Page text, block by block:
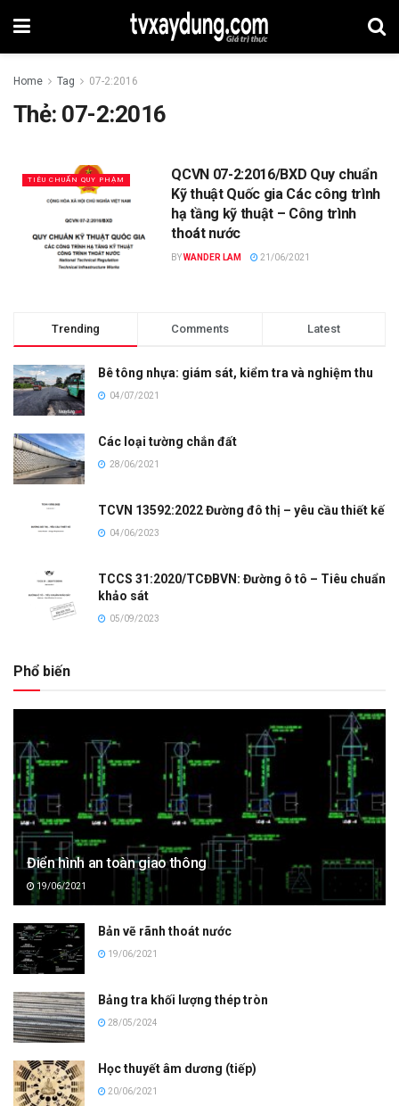
Home Tag 07-2:2016
Thẻ: 07-2:2016
TIÊU CHUẨN QUY PHẠM
QCVN 07-2:2016/BXD Quy chuẩn
Kỹ thuật Quốc gia Các công trình
hạ tầng kỹ thuật – Công trình
thoát nước
BYWANDER LAM 21/06/2021
Trending Comments Latest
Bê tông nhựa: giám sát, kiểm tra và nghiệm thu
04/07/2021
Các loại tường chắn đất
28/06/2021
TCVN 13592:2022 Đường đô thị – yêu cầu thiết kế
04/06/2023
TCCS 31:2020/TCĐBVN: Đường ô tô – Tiêu chuẩn
khảo sát
05/09/2023
Phổ biến
Điển hình an toàn giao thông
19/06/2021
Bản vẽ rãnh thoát nước
19/06/2021
Bảng tra khối lượng thép tròn
28/05/2024
Học thuyết âm dương (tiếp)
20/06/2021